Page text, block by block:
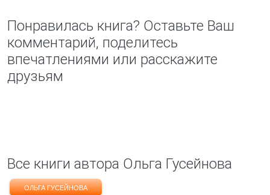
Понравилась книга? Оставьте Ваш
комментарий, поделитесь
впечатлениями или расскажите
друзьям
Все книги автора Ольга Гусейнова
ОЛЬГА ГУСЕЙНОВА